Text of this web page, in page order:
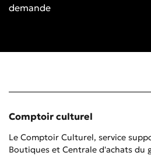
demande
Comptoir culturel
Le Comptoir Culturel, service
Boutiques et Centrale d'achats du